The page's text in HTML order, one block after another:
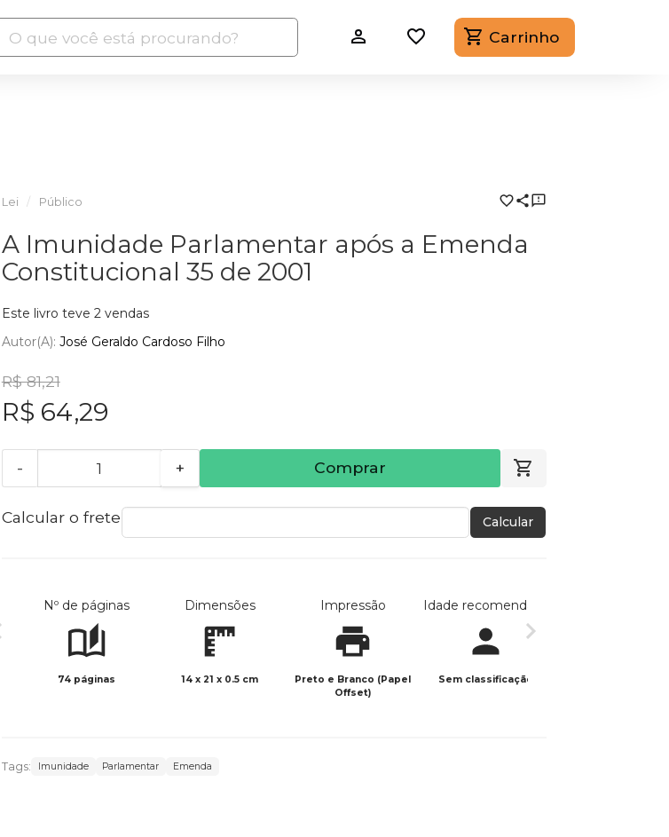
Carrinho
Lei Público
A Imunidade Parlamentar após a Emenda
Constitucional 35 de 2001
Este livro teve 2 vendas
Autor(a): José Geraldo Cardoso Filho
R$ 81,21
R$ 64,29
- + Comprar
Calcular o frete Calcular
Nº de páginas
74 páginas
Dimensões
14 x 21 x 0.5 cm
Impressão
Preto e Branco (Papel
Offset)
Idade recomendada
Sem classificação
Tags: Imunidade Parlamentar Emenda